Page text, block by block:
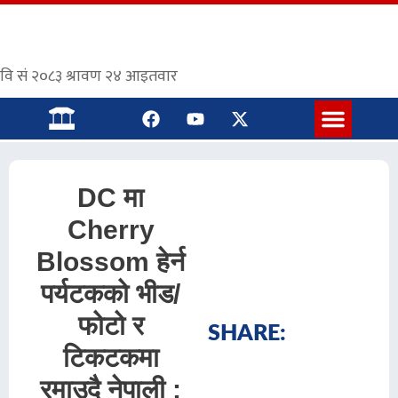
DC मा
Cherry
Blossom हेर्न
पर्यटकको भीड/
फोटो र
टिकटकमा
रमाउदै नेपाली :
SHARE: